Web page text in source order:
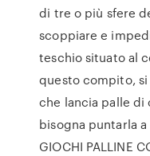
di tre o più sfere
scoppiare e
teschio situato al
questo compito,
che lancia palle
bisogna puntarla a
GIOCHI PALLINE